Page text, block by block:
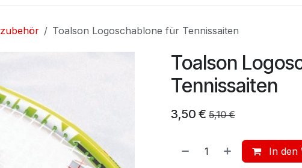
Toalson Logoschablone für Tennissaiten
Toalson
Tennissaiten
3,50 € 5,10€
In den